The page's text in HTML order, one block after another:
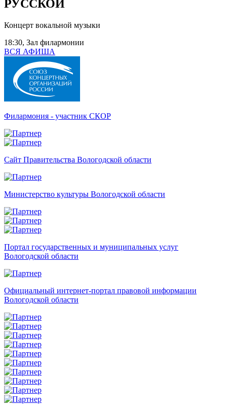
РУССКОЙ
Концерт вокальной музыки
18:30, Зал филармонии
ВСЯ АФИША
Филармония - участник СКОР
Сайт Правительства Вологодской области
Министерство культуры Вологодской области
Портал государственных и муниципальных услуг
Вологодской области
Официальный интернет-портал правовой информации
Вологодской области